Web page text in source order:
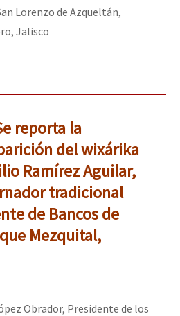
Lorenzo de Azqueltán,
Jalisco
reporta la
del wixárika
Ramírez Aguilar,
tradicional
de Bancos de
Mezquital,
Obrador, Presidente de los